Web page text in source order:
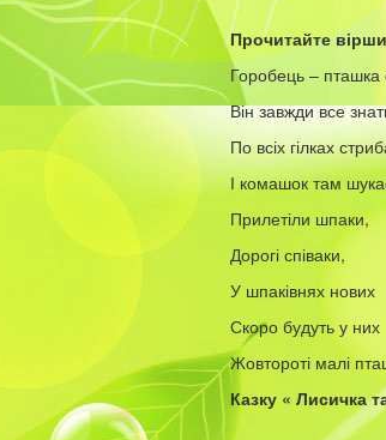
Прочитайте
Горобець – пташка
Він завжди все
По всіх гілках
І комашок там
Прилетіли шпаки,
Дорогі співаки,
У шпаківнях нових
Скоро будуть у них
Жовтороті малі
Казку « Лисичка